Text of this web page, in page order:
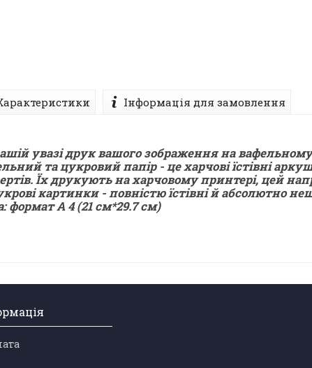
Інформація для замовлення
увазі друк вашого зображення на
цукровий папір - це харчові їстівні
Їх друкують на харчовому принтері, цей
картинки - повністю їстівні й абсолютно
формат А 4 (21 см*29.7 см)